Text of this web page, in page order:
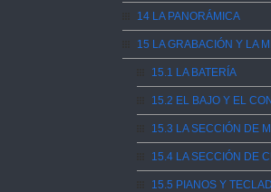
14 LA PANORÁMICA
15 LA GRABACIÓN Y LA
15.1 LA BATERÍA
15.2 EL BAJO Y EL
15.3 LA SECCIÓN DE
15.4 LA SECCIÓN DE
15.5 PIANOS Y